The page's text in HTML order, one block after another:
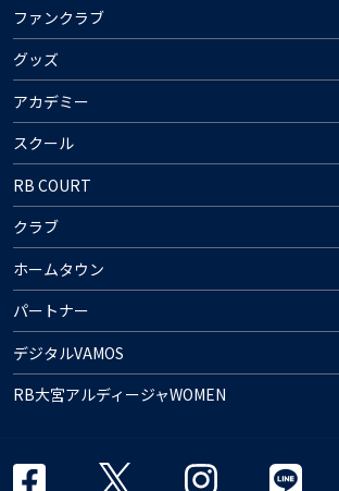
ファンクラブ
グッズ
アカデミー
スクール
RB COURT
クラブ
ホームタウン
パートナー
デジタルVAMOS
RB大宮アルディージャWOMEN